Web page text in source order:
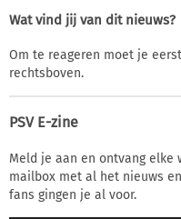
Wat vind jij van dit nieuws?
Om te reageren moet je
rechtsboven.
PSV E-zine
Meld je aan en ontvang elke
mailbox met al het nieuws
fans gingen je al voor.